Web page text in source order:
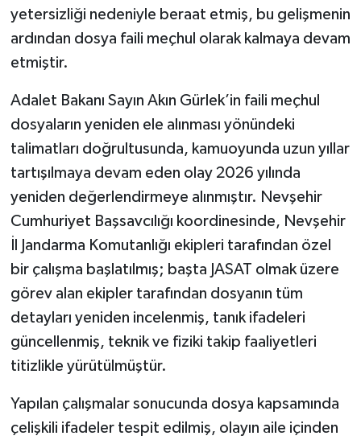
yetersizliği nedeniyle beraat etmiş, bu gelişmenin
ardından dosya faili meçhul olarak kalmaya devam
etmiştir.
Adalet Bakanı Sayın Akın Gürlek’in faili meçhul
dosyaların yeniden ele alınması yönündeki
talimatları doğrultusunda, kamuoyunda uzun yıllar
tartışılmaya devam eden olay 2026 yılında
yeniden değerlendirmeye alınmıştır. Nevşehir
Cumhuriyet Başsavcılığı koordinesinde, Nevşehir
İl Jandarma Komutanlığı ekipleri tarafından özel
bir çalışma başlatılmış; başta JASAT olmak üzere
görev alan ekipler tarafından dosyanın tüm
detayları yeniden incelenmiş, tanık ifadeleri
güncellenmiş, teknik ve fiziki takip faaliyetleri
titizlikle yürütülmüştür.
Yapılan çalışmalar sonucunda dosya kapsamında
çelişkili ifadeler tespit edilmiş, olayın aile içinden